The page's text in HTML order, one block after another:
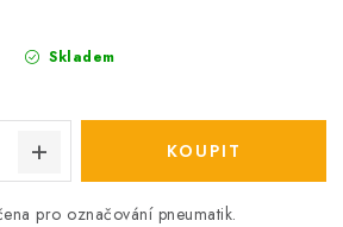
Skladem
pro označování pneumatik.